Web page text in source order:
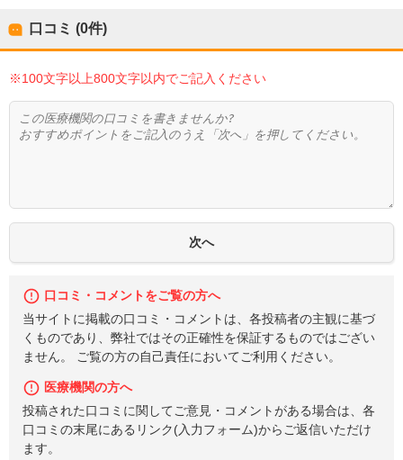
口コミ (0件)
※100文字以上800文字以内でご記入ください
口コミ・コメントをご覧の方へ
当サイトに掲載の口コミ・コメントは、各投稿者の主観に基づ
くものであり、弊社ではその正確性を保証するものではござい
ません。 ご覧の方の自己責任においてご利用ください。
医療機関の方へ
投稿された口コミに関してご意見・コメントがある場合は、各
口コミの末尾にあるリンク(入力フォーム)からご返信いただけ
ます。